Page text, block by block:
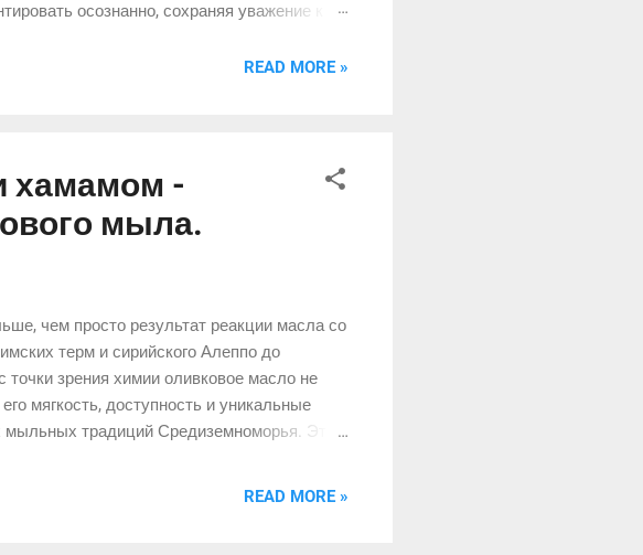
осознанно, сохраняя уважение к
этой фразой скрывается любопытная идея.
READ MORE »
хамамом -
мыла.
чем просто результат реакции масла со
терм и сирийского Алеппо до
зрения химии оливковое масло не
мягкость, доступность и уникальные
традиций Средиземноморья. Эта
READ MORE »